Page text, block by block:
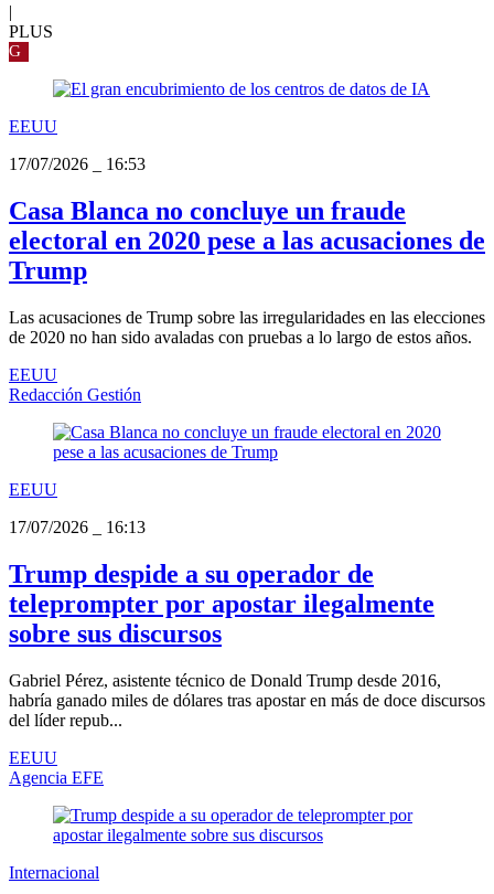
|
PLUS
G
EEUU
17/07/2026
16:53
Casa Blanca no concluye un fraude
electoral en 2020 pese a las acusaciones de
Trump
Las acusaciones de Trump sobre las irregularidades en las elecciones
de 2020 no han sido avaladas con pruebas a lo largo de estos años.
EEUU
Redacción Gestión
EEUU
17/07/2026
16:13
Trump despide a su operador de
teleprompter por apostar ilegalmente
sobre sus discursos
Gabriel Pérez, asistente técnico de Donald Trump desde 2016,
habría ganado miles de dólares tras apostar en más de doce discursos
del líder repub...
EEUU
Agencia EFE
Internacional